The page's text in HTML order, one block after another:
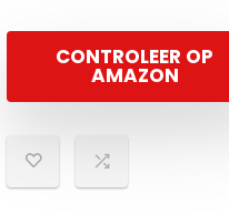
CONTROLEER OP
AMAZON